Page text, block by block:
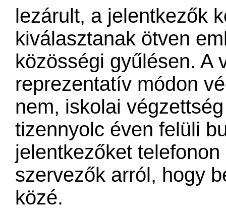
lezárult, a jelentkezők
kiválasztanak ötven
közösségi gyűlésen. A
reprezentatív módon
nem, iskolai
tizennyolc éven felüli
jelentkezőket
szervezők arról, hogy
közé.